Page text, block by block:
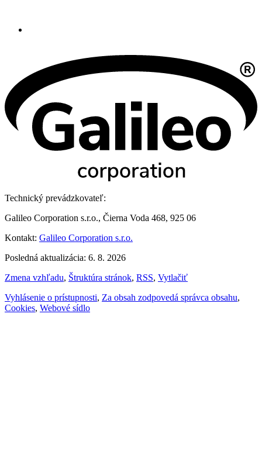
Technický prevádzkovateľ:
Galileo Corporation s.r.o., Čierna Voda 468, 925 06
Kontakt: Galileo Corporation s.r.o.
Posledná aktualizácia: 6. 8. 2026
Zmena vzhľadu, Štruktúra stránok, RSS, Vytlačiť
Vyhlásenie o prístupnosti, Za obsah zodpovedá správca obsahu,
Cookies, Webové sídlo